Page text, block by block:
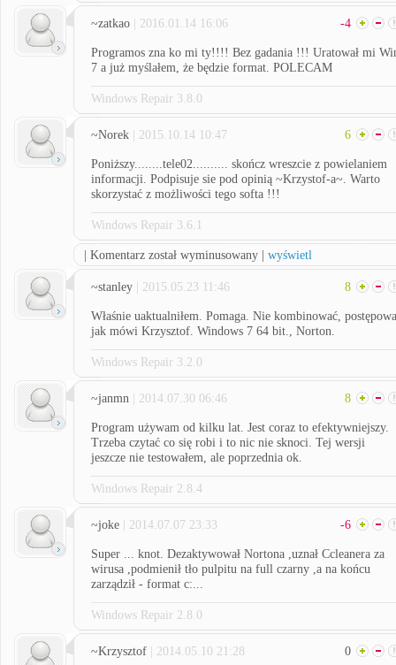
~zatkao | 2016.01.14 16:06 -4
Programos zna ko mi ty!!!! Bez gadania !!! Uratował mi
7 a już myślałem, że będzie format. POLECAM
Windows Repair 3.8.0
~Norek | 2015.10.14 10:47 6
Poniższy........tele02.......... skończ wreszcie z powielaniem
informacji. Podpisuje sie pod opinią ~Krzystof-a~. Warto
skorzystać z możliwości tego softa !!!
Windows Repair 3.6.1
| Komentarz został wyminusowany | wyświetl
~stanley | 2015.05.23 11:46 8
Właśnie uaktualniłem. Pomaga. Nie kombinować,
jak mówi Krzysztof. Windows 7 64 bit., Norton.
Windows Repair 3.2.0
~janmn | 2014.07.30 06:46 8
Program używam od kilku lat. Jest coraz to efektywniejszy.
Trzeba czytać co się robi i to nic nie sknoci. Tej wersji
jeszcze nie testowałem, ale poprzednia ok.
Windows Repair 2.8.4
~joke | 2014.07.07 23:33 -6
Super ... knot. Dezaktywował Nortona ,uznał Ccleanera za
wirusa ,podmienił tło pulpitu na full czarny ,a na końcu
zarządził - format c:...
Windows Repair 2.8.0
~Krzysztof | 2014.05.10 21:28 0